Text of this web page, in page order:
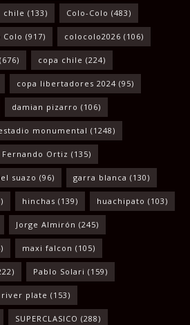
chile (133) Colo-Colo (483)
Colo (917) colocolo2026 (106)
(676) copa chile (224)
copa libertadores 2024 (95)
damian pizarro (106)
monumental (1248)
Fernando Ortiz (135)
suazo (96) garra blanca (130)
hinchas (139) huachipato (103)
Jorge Almirón (245)
maxi falcon (105)
Pablo Solari (159)
river plate (153)
SUPERCLASICO (288)